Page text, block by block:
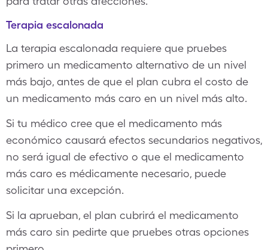
Terapia escalonada
La terapia escalonada requiere que pruebes
primero un medicamento alternativo de un nivel
más bajo, antes de que el plan cubra el costo de
un medicamento más caro en un nivel más alto.
Si tu médico cree que el medicamento más
económico causará efectos secundarios negativos,
no será igual de efectivo o que el medicamento
más caro es médicamente necesario, puede
solicitar una excepción.
Si la aprueban, el plan cubrirá el medicamento
más caro sin pedirte que pruebes otras opciones